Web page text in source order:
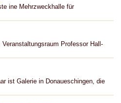
ine Mehrzweckhalle für
Professor Hall-
ist Galerie in Donaueschingen, die